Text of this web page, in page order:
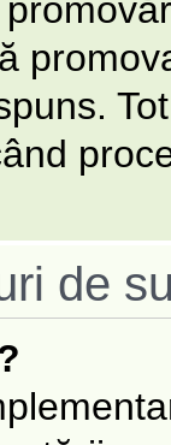
de